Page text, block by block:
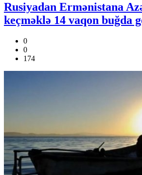
Rusiyadan Ermənistana
keçməklə 14 vaqon buğda
0
0
174